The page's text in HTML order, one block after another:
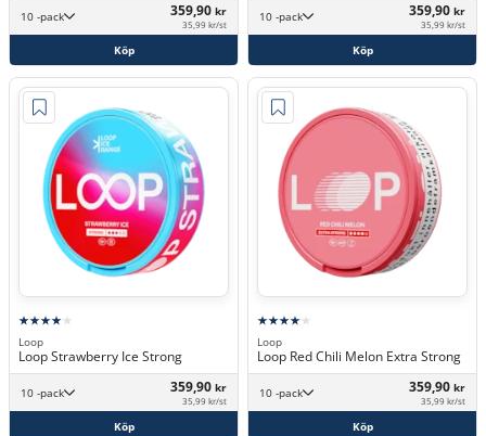
10 -pack 359,90 kr
35,99 kr/st
Köp
10 -pack 359,90 kr
35,99 kr/st
Köp
Loop
Loop Strawberry Ice Strong
10 -pack 359,90 kr
35,99 kr/st
Köp
Loop
Loop Red Chili Melon Extra Strong
10 -pack 359,90 kr
35,99 kr/st
Köp